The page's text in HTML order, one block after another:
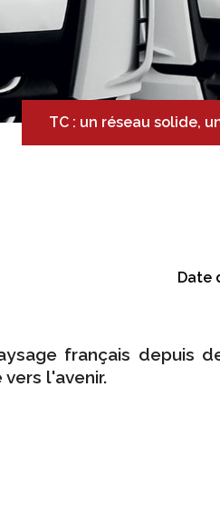
TC : un réseau solide,
Date
français depuis des
l'avenir.